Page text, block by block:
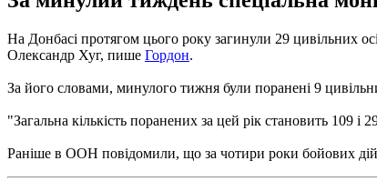
На Донбасі протягом цього року загинули 29 цивільних
Олександр Хуг, пише Гордон.
За його словами, минулого тижня були поранені 9
"Загальна кількість поранених за цей рік становить 109 і
Раніше в ООН повідомили, що за чотири роки бойових дій